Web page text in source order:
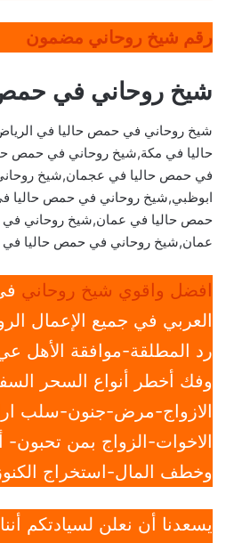
رقم شيخ روحاني مضمون
شيخ روحاني في
شيخ روحاني في حمص حاليا في
حاليا في مكة,شيخ روحاني في حمص
في حمص حاليا في عجمان,شيخ
ابوظبي,شيخ روحاني في حمص حاليا
حمص حاليا في عمان,شيخ روحاني
عمان,شيخ روحاني في حمص حاليا في
افضل واقوي شيخ روحاني
العربي في جميع الإعمال
رد المطلقة-موافقة الأهل
وفك أخطر أنواع السحر
الازواج-مرض-جنون-سلب
الاخوات-الزواج بمن تحبون-
وخطف المال-استخراج
يسعدنا أن نعلن لسيادتكم